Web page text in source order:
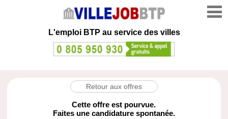
L'emploi BTP au service des villes
Retour aux offres
Cette offre est pourvue.
Faites une candidature spontanée.